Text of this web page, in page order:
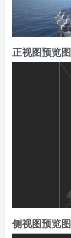
正视图预览图
侧视图预览图